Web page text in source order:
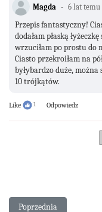
Magda 6 lat temu
Przepis fantastyczny!
dodałam płaską
wrzuciłam po prostu do
Ciasto przekroiłam na
byłybardzo duże,
10 trójkątów.
Like 1 Odpowiedz
Poprzednia strona:
Poprzednia